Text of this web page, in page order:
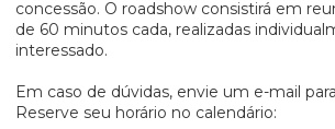
concessão. O roadshow consistirá em
de 60 minutos cada, realizadas
interessado.
Em caso de dúvidas, envie um e-mail para
Reserve seu horário no calendário: